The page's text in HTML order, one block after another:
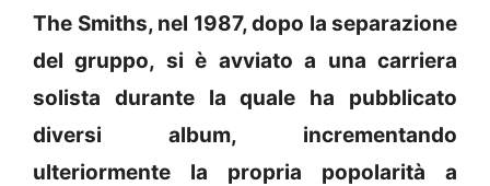
The Smiths, nel 1987, dopo la separazione
del gruppo, si è avviato a una carriera
solista durante la quale ha pubblicato
diversi album, incrementando
ulteriormente la propria popolarità a